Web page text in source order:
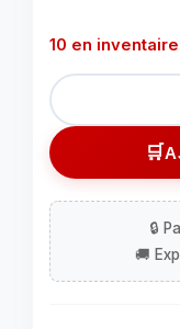
10 en inventaire
quantité
de
Anneau
de
caoutchouc
pour
''idler''
0.530